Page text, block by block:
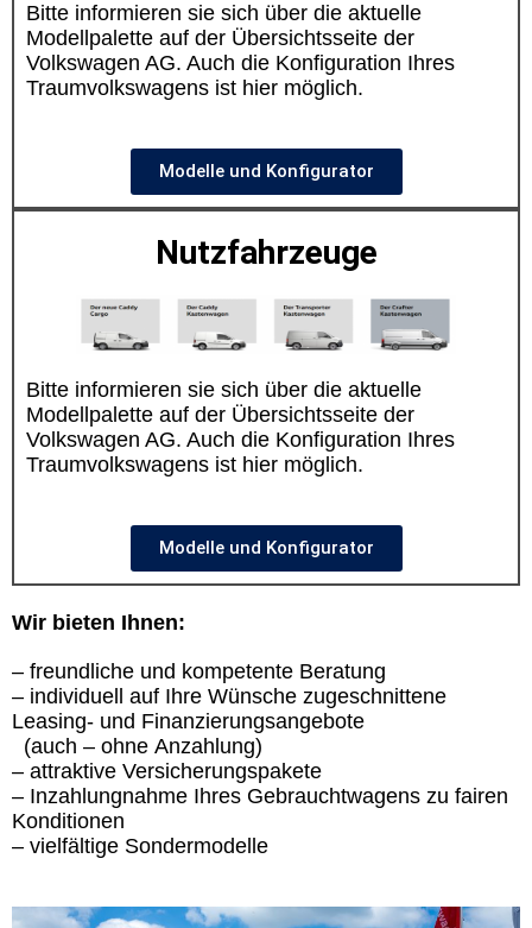
Bitte informieren sie sich über die aktuelle
Modellpalette auf der Übersichtsseite der
Volkswagen AG. Auch die Konfiguration Ihres
Traumvolkswagens ist hier möglich.
Modelle und Konfigurator
Nutzfahrzeuge
Bitte informieren sie sich über die aktuelle
Modellpalette auf der Übersichtsseite der
Volkswagen AG. Auch die Konfiguration Ihres
Traumvolkswagens ist hier möglich.
Modelle und Konfigurator
Wir bieten Ihnen:
– freundliche und kompetente Beratung
– individuell auf Ihre Wünsche zugeschnittene
Leasing- und Finanzierungsangebote
(auch – ohne Anzahlung)
– attraktive Versicherungspakete
– Inzahlungnahme Ihres Gebrauchtwagens zu fairen
Konditionen
– vielfältige Sondermodelle